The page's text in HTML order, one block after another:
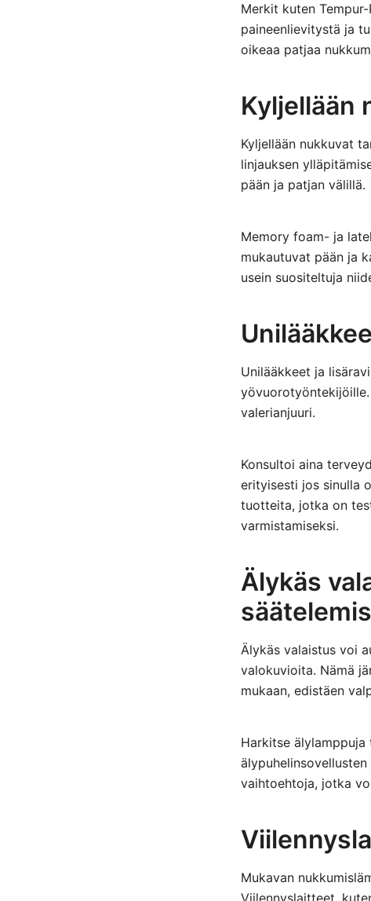
Merkit kuten
paineenlievitystä ja
oikeaa patjaa
Kyljellään
Kyljellään nukkuvat
linjauksen
pään ja patjan välillä.
Memory foam- ja
mukautuvat pään ja
usein suositeltuja
Unilääkkeet ja
valerianjuuri.
Konsultoi aina
erityisesti jos sinulla
tuotteita, jotka on
varmistamiseksi.
Älykäs
Älykäs valaistus voi
valokuvioita. Nämä
mukaan, edistäen
Harkitse
vaihtoehtoja, jotka
Mukavan